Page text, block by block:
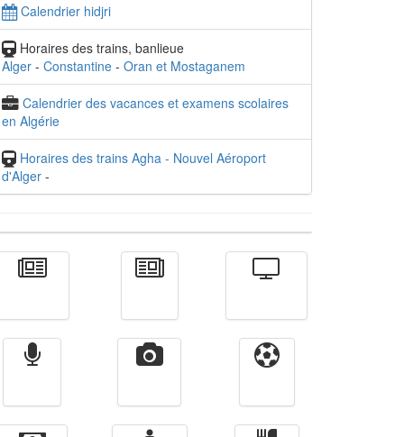
Calendrier hidjri
Horaires des trains, banlieue
Alger - Constantine - Oran et Mostaganem
Calendrier des vacances et examens scolaires
en Algérie
Horaires des trains Agha - Nouvel Aéroport
d'Alger -